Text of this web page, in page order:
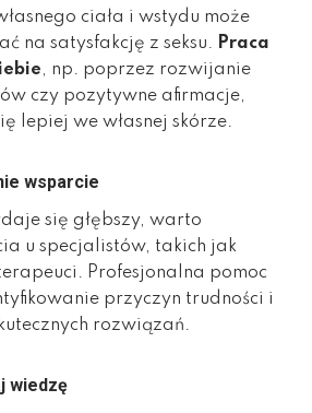
ciała i wstydu może
na satysfakcję z seksu. Praca
, np. poprzez rozwijanie
czy pozytywne afirmacje,
lepiej we własnej skórze.
wsparcie
się głębszy, warto
u specjalistów, takich jak
Profesjonalna pomoc
przyczyn trudności i
rozwiązań.
wiedzę